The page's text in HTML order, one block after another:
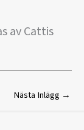
av Cattis
Nästa Inlägg →